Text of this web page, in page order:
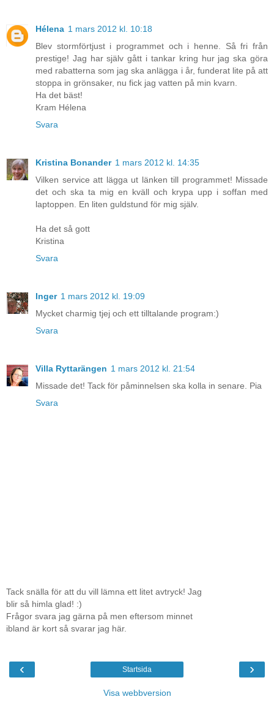
Hélena 1 mars 2012 kl. 10:18
Blev stormförtjust i programmet och i henne. Så fri från
prestige! Jag har själv gått i tankar kring hur jag ska göra
med rabatterna som jag ska anlägga i år, funderat lite på att
stoppa in grönsaker, nu fick jag vatten på min kvarn.
Ha det bäst!
Kram Hélena
Svara
Kristina Bonander 1 mars 2012 kl. 14:35
Vilken service att lägga ut länken till programmet! Missade
det och ska ta mig en kväll och krypa upp i soffan med
laptoppen. En liten guldstund för mig själv.
Ha det så gott
Kristina
Svara
Inger 1 mars 2012 kl. 19:09
Mycket charmig tjej och ett tilltalande program:)
Svara
Villa Ryttarängen 1 mars 2012 kl. 21:54
Missade det! Tack för påminnelsen ska kolla in senare. Pia
Svara
Tack snälla för att du vill lämna ett litet avtryck! Jag
blir så himla glad! :)
Frågor svara jag gärna på men eftersom minnet
ibland är kort så svarar jag här.
‹ ›
Startsida
Visa webbversion